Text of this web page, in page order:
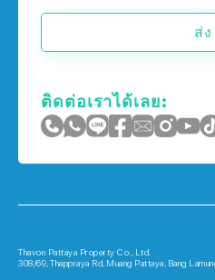
ส่ง
ติดต่อเราได้เลย:
Thavon Pattaya Property Co., Ltd.
308/69, Thappraya Rd, Muang Pattaya, Bang